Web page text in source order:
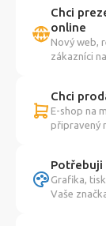
Chci
online
Nový web,
zákazníci
Chci
E-shop na
připravený
Grafika,
Vaše